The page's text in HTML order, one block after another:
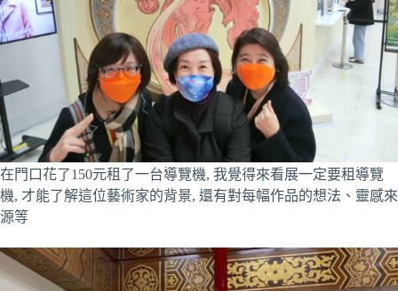
在門口花了150元租了一台導覽機, 我覺得來看展一定要租導覽
機, 才能了解這位藝術家的背景, 還有對每幅作品的想法、靈感來
源等